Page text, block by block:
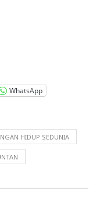
WhatsApp
HIDUP SEDUNIA